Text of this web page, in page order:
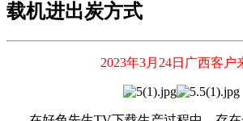
载机进出炭方式
2023年3月24日广西客户